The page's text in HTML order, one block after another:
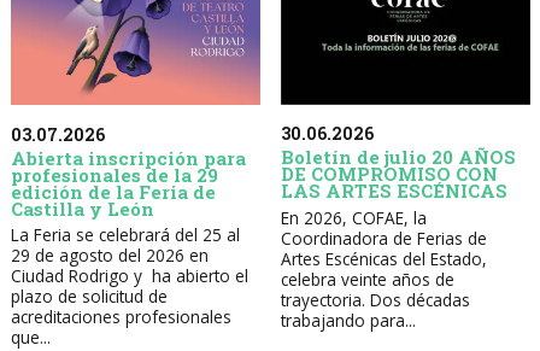
03.07.2026
Abierta inscripción para
profesionales de la 29
edición de la Feria de
Castilla y León
La Feria se celebrará del 25 al
29 de agosto del 2026 en
Ciudad Rodrigo y ha abierto el
plazo de solicitud de
acreditaciones profesionales
que...
30.06.2026
Boletín de julio 20 AÑOS
DE COMPROMISO CON
LAS ARTES ESCÉNICAS
En 2026, COFAE, la
Coordinadora de Ferias de
Artes Escénicas del Estado,
celebra veinte años de
trayectoria. Dos décadas
trabajando para...